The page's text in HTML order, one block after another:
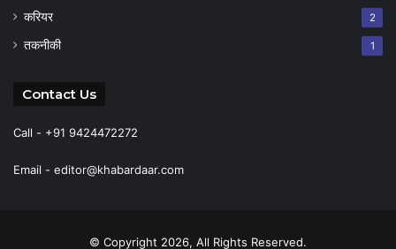
करियर 2
तकनीकी 1
Contact Us
Call - +91 9424472272
Email - editor@khabardaar.com
© Copyright 2026, All Rights Reserved.